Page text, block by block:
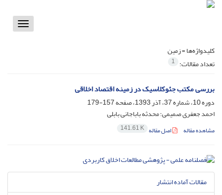
Toggle
کلیدواژه‌ها =زمین
تعداد مقالات: 1
بررسی مکتب جئوکلاسیک در زمینه اقتصاد اخلاقی
دوره 10، شماره 37، آذر 1393، صفحه
157-179
احمد جعفری صمیمی؛ محدثه باباجانی بابلی
مشاهده مقاله اصل مقاله 141.61 K
مقالات آماده انتشار